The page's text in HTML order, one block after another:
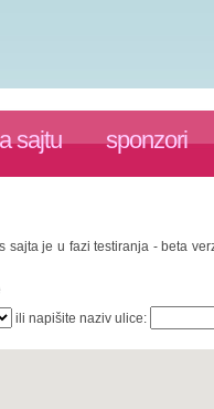
sajtu sponzori
sajta je u fazi testiranja - beta
ili napišite naziv ulice: